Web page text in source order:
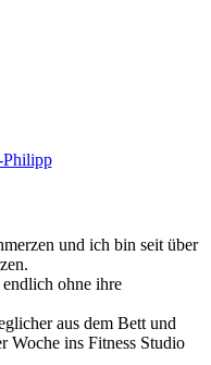
Philipp
und ich bin seit über
ohne ihre
aus dem Bett und
Woche ins Fitness Studio